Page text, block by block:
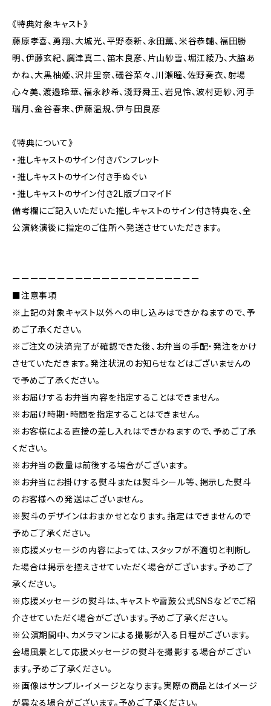
《特典対象キャスト》
藤原孝喜、勇翔、大城光、平野泰新、永田薫、米谷恭輔、福田勝
明、伊藤玄紀、廣津真二、笛木良彦、片山紗雪、堀江綾乃、大脇あ
かね、大黒柚姫、沢井里奈、礒谷菜々、川瀬瞳、佐野奏衣、射場
心々美、渡邉玲華、福永紗希、淺野舜王、岩見怜、波村更紗、河手
瑞月、金谷春来、伊藤温規、伊与田良彦
《特典について》
・推しキャストのサイン付きパンフレット
・推しキャストのサイン付き手ぬぐい
・推しキャストのサイン付き2L版ブロマイド
備考欄にご記入いただいた推しキャストのサイン付き特典を、全
公演終演後に指定のご住所へ発送させていただきます。
ーーーーーーーーーーーーーーーーーーーーー
■注意事項
※上記の対象キャスト以外への申し込みはできかねますので、予
めご了承ください。
※ご注文の決済完了が確認できた後、お弁当の手配・発注をかけ
させていただきます。発注状況のお知らせなどはございませんの
で予めご了承ください。
※お届けするお弁当内容を指定することはできません。
※お届け時期・時間を指定することはできません。
※お客様による直接の差し入れはできかねますので、予めご了承
ください。
※お弁当の数量は前後する場合がございます。
※お弁当にお掛けする熨斗または熨斗シール等、掲示した熨斗
のお客様への発送はございません。
※熨斗のデザインはおまかせとなります。指定はできませんので
予めご了承ください。
※応援メッセージの内容によっては、スタッフが不適切と判断し
た場合は掲示を控えさせていただく場合がございます。予めご了
承ください。
※応援メッセージの熨斗は、キャストや雷鼓公式SNSなどでご紹
介させていただく場合がございます。予めご了承ください。
※公演期間中、カメラマンによる撮影が入る日程がございます。
会場風景として応援メッセージの熨斗を撮影する場合がござい
ます。予めご了承ください。
※画像はサンプル・イメージとなります。実際の商品とはイメージ
が異なる場合がございます。予めご了承ください。